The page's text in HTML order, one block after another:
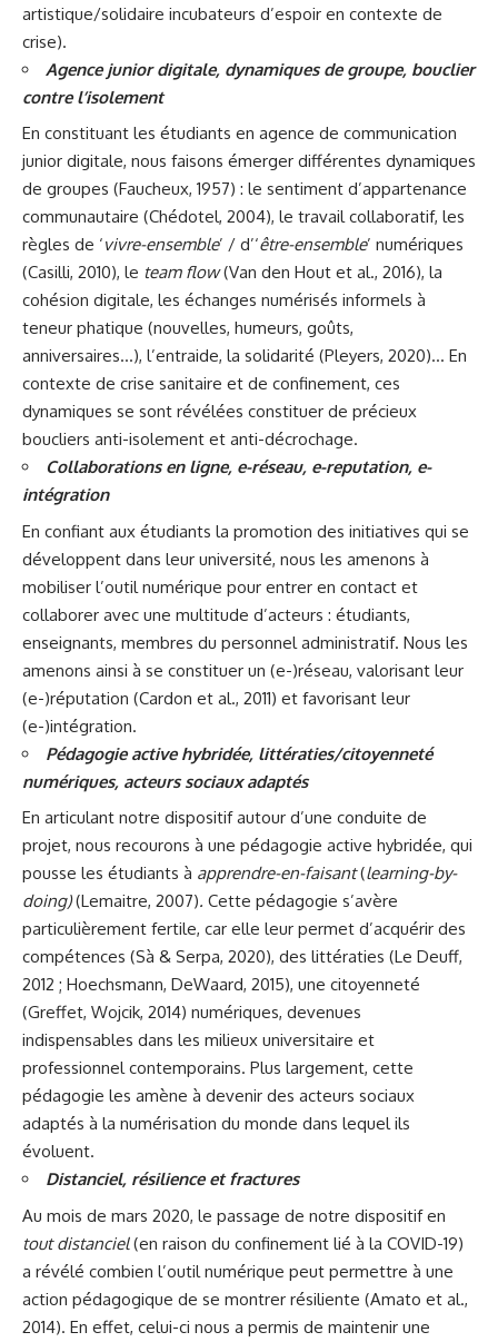
artistique/solidaire incubateurs d’espoir en contexte de
crise).
Agence junior digitale, dynamiques de groupe, bouclier
contre l’isolement
En constituant les étudiants en agence de communication
junior digitale, nous faisons émerger différentes dynamiques
de groupes (Faucheux, 1957) : le sentiment d’appartenance
communautaire (Chédotel, 2004), le travail collaboratif, les
règles de ‘vivre-ensemble’ / d’‘être-ensemble’ numériques
(Casilli, 2010), le team flow(Van den Hout et al., 2016), la
cohésion digitale, les échanges numérisés informels à
teneur phatique (nouvelles, humeurs, goûts,
anniversaires…), l’entraide, la solidarité (Pleyers, 2020)… En
contexte de crise sanitaire et de confinement, ces
dynamiques se sont révélées constituer de précieux
boucliers anti-isolement et anti-décrochage.
Collaborations en ligne, e-réseau, e-reputation, e-
intégration
En confiant aux étudiants la promotion des initiatives qui se
développent dans leur université, nous les amenons à
mobiliser l’outil numérique pour entrer en contact et
collaborer avec une multitude d’acteurs : étudiants,
enseignants, membres du personnel administratif. Nous les
amenons ainsi à se constituer un (e-)réseau, valorisant leur
(e-)réputation (Cardon et al., 2011) et favorisant leur
(e-)intégration.
Pédagogie active hybridée, littératies/citoyenneté
numériques, acteurs sociaux adaptés
En articulant notre dispositif autour d’une conduite de
projet, nous recourons à une pédagogie active hybridée, qui
pousse les étudiants à apprendre-en-faisant(learning-by-
doing)(Lemaitre, 2007). Cette pédagogie s’avère
particulièrement fertile, car elle leur permet d’acquérir des
compétences (Sà & Serpa, 2020), des littératies (Le Deuff,
2012 ; Hoechsmann, DeWaard, 2015), une citoyenneté
(Greffet, Wojcik, 2014) numériques, devenues
indispensables dans les milieux universitaire et
professionnel contemporains. Plus largement, cette
pédagogie les amène à devenir des acteurs sociaux
adaptés à la numérisation du monde dans lequel ils
évoluent.
Distanciel, résilience et fractures
Au mois de mars 2020, le passage de notre dispositif en
tout distanciel(en raison du confinement lié à la COVID-19)
a révélé combien l’outil numérique peut permettre à une
action pédagogique de se montrer résiliente (Amato et al.,
2014). En effet, celui-ci nous a permis de maintenir une